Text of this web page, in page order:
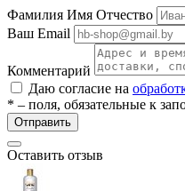
Фамилия Имя Отчество
Ваш Email
Комментарий
Даю согласие на
* – поля, обязательные к
Отправить
Оставить отзыв